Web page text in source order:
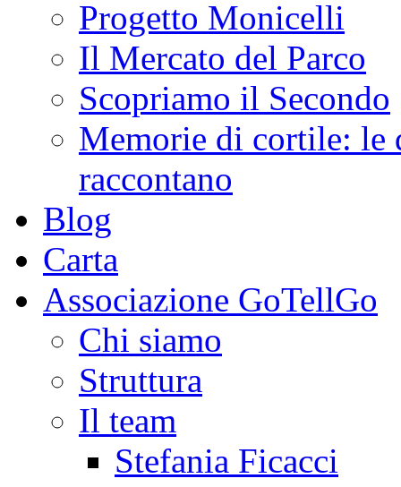
Progetto Monicelli
Il Mercato del Parco
Scopriamo il Secondo
Memorie di cortile: le
raccontano
Blog
Carta
Associazione GoTellGo
Chi siamo
Struttura
Il team
Stefania Ficacci